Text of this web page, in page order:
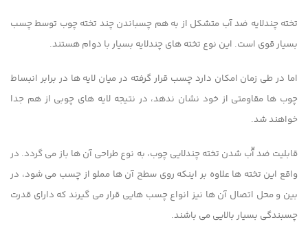
تخته چندلایه ضد آب متشکل از به هم چسباندن چند تخته چوب توسط چسب
بسیار قوی است. این نوع تخته های چندلایه بسیار با دوام هستند.
اما در طی زمان امکان دارد چسب قرار گرفته در میان لایه ها در برابر انبساط
چوب ها مقاومتی از خود نشان ندهد، در نتیجه لایه های چوبی از هم جدا
خواهند شد.
قابلیت ضد آّب شدن تخته چندلایی چوب، به نوع طراحی آن ها باز می گردد. در
واقع این تخته ها علاوه بر اینکه روی سطح آن ها مملو از چسب می شود، در
بین و محل اتصال آن ها نیز انواع چسب هایی قرار می گیرند که دارای قدرت
چسبندگی بسیار بالایی می باشند.